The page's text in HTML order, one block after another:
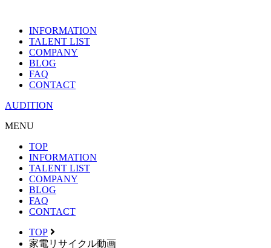
INFORMATION
TALENT LIST
COMPANY
BLOG
FAQ
CONTACT
AUDITION
MENU
TOP
INFORMATION
TALENT LIST
COMPANY
BLOG
FAQ
CONTACT
TOP
家電リサイクル動画